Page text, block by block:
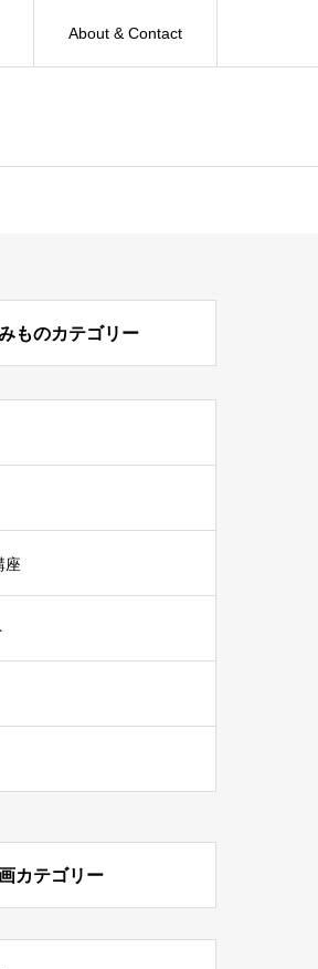
About & Contact
ものカテゴリー
座
カテゴリー